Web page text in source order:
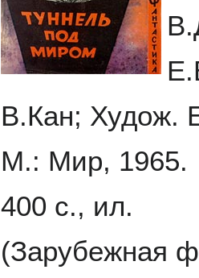
В.Кан; Худож.
М.: Мир, 1965.
400 с., ил.
(Зарубежная